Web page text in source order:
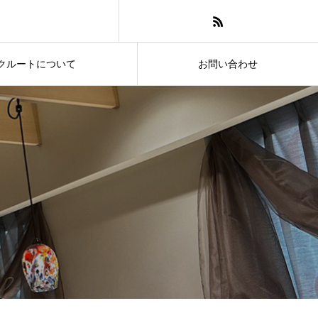
ルートについて お問い合わせ